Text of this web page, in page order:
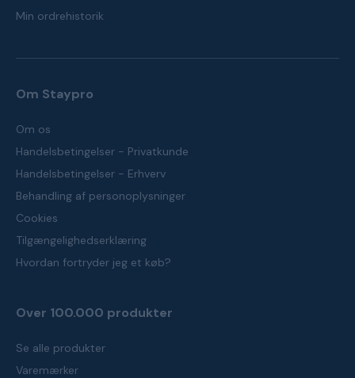
Min ordrehistorik
Om Staypro
Om os
Handelsbetingelser - Privatkunde
Handelsbetingelser - Erhverv
Behandling af personoplysninger
Cookies
Tilgængelighedserklæring
Hvordan fortryder jeg et køb?
Over 100.000 produkter
Se alle produkter
Varemærker